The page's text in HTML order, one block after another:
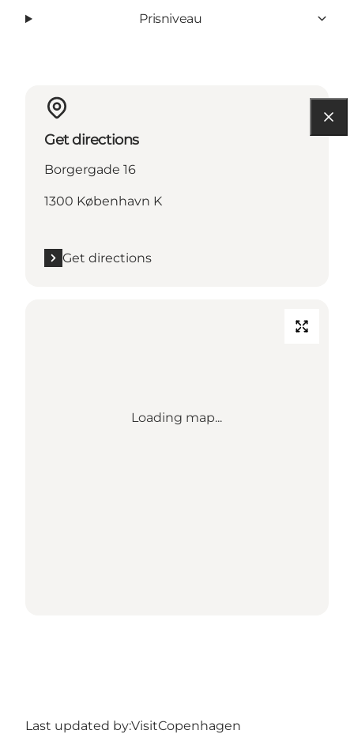
Prisniveau
Get directions
Borgergade 16
1300 København K
Get directions
Loading map...
Last updated by:VisitCopenhagen